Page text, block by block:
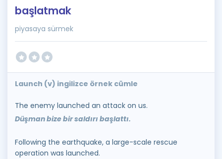
İngilizce Gramer
başlatmak
piyasaya sürmek
Launch (v) ingilizce örnek cümle
The enemy launched an attack on us.
Düşman bize bir saldırı başlattı.
Following the earthquake, a large-scale rescue
operation was launched.